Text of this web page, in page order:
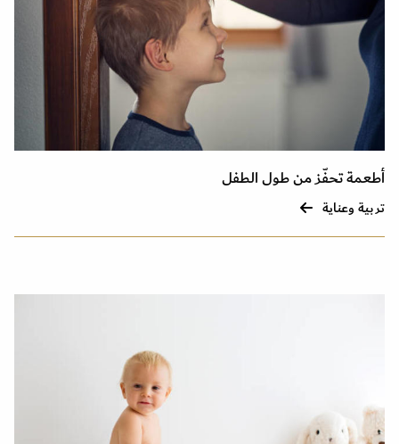
أطعمة تحفّز من طول الطفل
تربية وعناية